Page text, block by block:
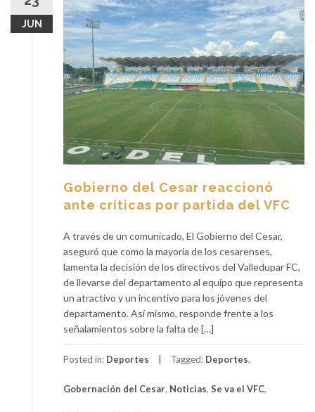
JUN
Gobierno del Cesar reaccionó
ante críticas por partida del VFC
A través de un comunicado, El Gobierno del Cesar,
aseguró que como la mayoría de los cesarenses,
lamenta la decisión de los directivos del Valledupar FC,
de llevarse del departamento al equipo que representa
un atractivo y un incentivo para los jóvenes del
departamento. Así mismo, responde frente a los
señalamientos sobre la falta de […]
Posted in: Deportes Tagged: Deportes,
Gobernación del Cesar, Noticias, Se va el VFC,